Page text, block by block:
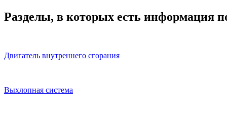
Разделы, в которых есть информация
Двигатель внутреннего сгорания
Выхлопная система